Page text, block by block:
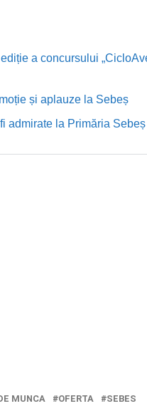
a concursului
și aplauze la Sebeș
admirate la Primăria Sebeș
MUNCA OFERTA SEBES